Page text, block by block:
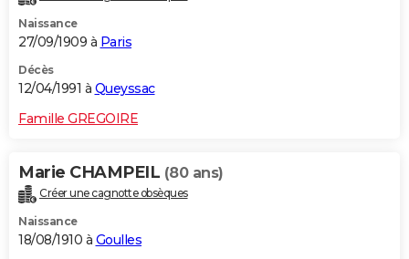
Naissance
27/09/1909 à Paris
Décès
12/04/1991 à Queyssac
Famille GREGOIRE
Marie CHAMPEIL (80 ans)
Créer une cagnotte obsèques
Naissance
18/08/1910 à Goulles